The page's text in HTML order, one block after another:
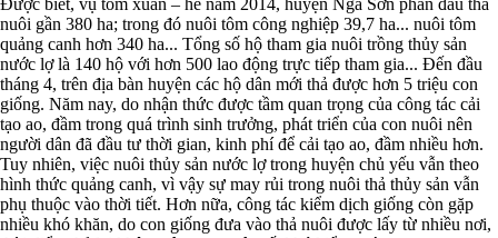
nuôi gần 380 ha; trong đó nuôi tôm công nghiệp 39,7 ha... nuôi tôm
quảng canh hơn 340 ha... Tổng số hộ tham gia nuôi trồng thủy sản
nước lợ là 140 hộ với hơn 500 lao động trực tiếp tham gia... Đến đầu
tháng 4, trên địa bàn huyện các hộ dân mới thả được hơn 5 triệu con
giống. Năm nay, do nhận thức được tầm quan trọng của công tác cải
tạo ao, đầm trong quá trình sinh trưởng, phát triển của con nuôi nên
người dân đã đầu tư thời gian, kinh phí để cải tạo ao, đầm nhiều hơn.
Tuy nhiên, việc nuôi thủy sản nước lợ trong huyện chủ yếu vẫn theo
hình thức quảng canh, vì vậy sự may rủi trong nuôi thả thủy sản vẫn
phụ thuộc vào thời tiết. Hơn nữa, công tác kiểm dịch giống còn gặp
nhiều khó khăn, do con giống đưa vào thả nuôi được lấy từ nhiều nơi,